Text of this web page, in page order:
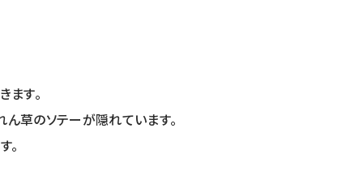
ます。
草のソテーが隠れています。
。